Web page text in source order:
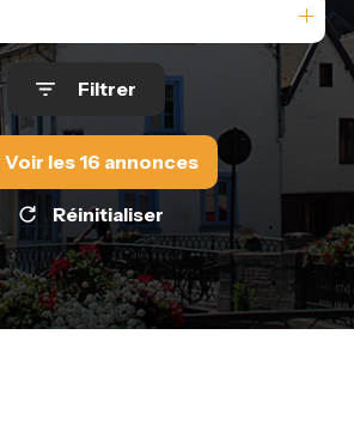
Filtrer
Voir les 16 annonces
Réinitialiser